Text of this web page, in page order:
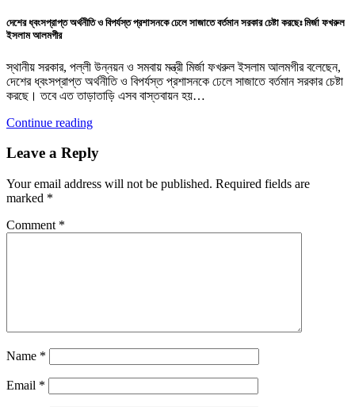
দেশের ধ্বংসপ্রাপ্ত অর্থনীতি ও বিপর্যস্ত প্রশাসনকে ঢেলে সাজাতে বর্তমান সরকার চেষ্টা করছেঃ মির্জা ফখরুল
ইসলাম আলমগীর
স্থানীয় সরকার, পল্লী উন্নয়ন ও সমবায় মন্ত্রী মির্জা ফখরুল ইসলাম আলমগীর বলেছেন,
দেশের ধ্বংসপ্রাপ্ত অর্থনীতি ও বিপর্যস্ত প্রশাসনকে ঢেলে সাজাতে বর্তমান সরকার চেষ্টা
করছে। তবে এত তাড়াতাড়ি এসব বাস্তবায়ন হয়…
Continue reading
Leave a Reply
Your email address will not be published. Required fields are
marked *
Comment *
Name *
Email *